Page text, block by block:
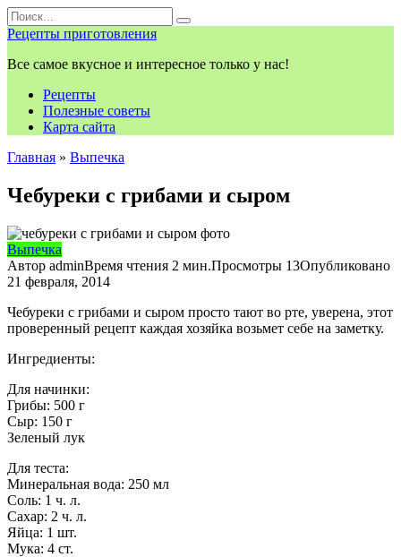
Перейти
к
контенту
Search
for:
Рецепты приготовления
Все самое вкусное и интересное только у нас!
Рецепты
Полезные советы
Карта сайта
Главная » Выпечка
Чебуреки с грибами и сыром
Выпечка
Автор adminВремя чтения 2 мин.Просмотры 13Опубликовано
21 февраля, 2014
Чебуреки с грибами и сыром просто тают во рте, уверена, этот
проверенный рецепт каждая хозяйка возьмет себе на заметку.
Ингредиенты:
Для начинки:
Грибы: 500 г
Сыр: 150 г
Зеленый лук
Для теста:
Минеральная вода: 250 мл
Соль: 1 ч. л.
Сахар: 2 ч. л.
Яйца: 1 шт.
Мука: 4 ст.